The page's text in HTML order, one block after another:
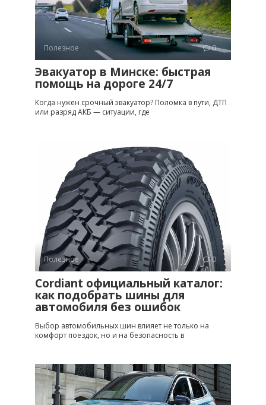
Полезное 0
Эвакуатор в Минске: быстрая
помощь на дороге 24/7
Когда нужен срочный эвакуатор? Поломка в пути, ДТП
или разряд АКБ — ситуации, где
Полезное 0
Cordiant официальный каталог:
как подобрать шины для
автомобиля без ошибок
Выбор автомобильных шин влияет не только на
комфорт поездок, но и на безопасность в